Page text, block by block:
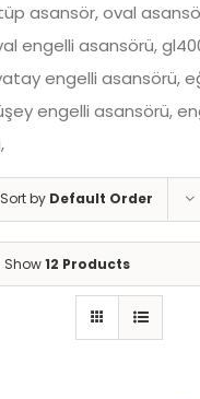
asansör, oval
engelli asansörü,
engelli asansörü,
engelli asansörü,
Sort by Default Order
Show12 Products